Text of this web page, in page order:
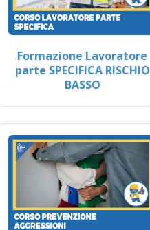
Formazione Lavoratore
parte SPECIFICA RISCHIO
BASSO